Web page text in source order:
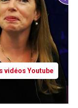
vidéos Youtube